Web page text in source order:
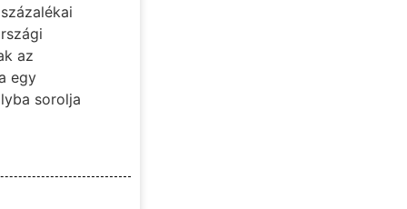
az
egy
sorolja